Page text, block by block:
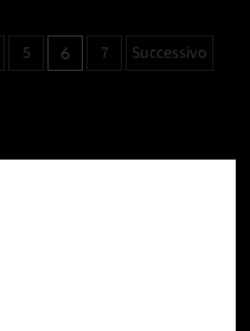
5 6 7 Successivo